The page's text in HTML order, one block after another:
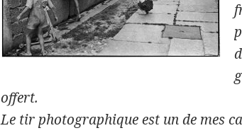
offert.
Le tir photographique est un de mes